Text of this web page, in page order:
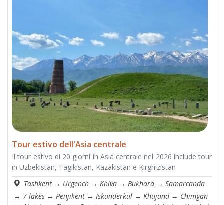
Tour estivo dell'Asia centrale
Il tour estivo di 20 giorni in Asia centrale nel 2026 include tour
in Uzbekistan, Tagikistan, Kazakistan e Kirghizistan
Tashkent → Urgench → Khiva → Bukhara → Samarcanda
→ 7 lakes → Penjikent → Iskanderkul → Khujand → Chimgan